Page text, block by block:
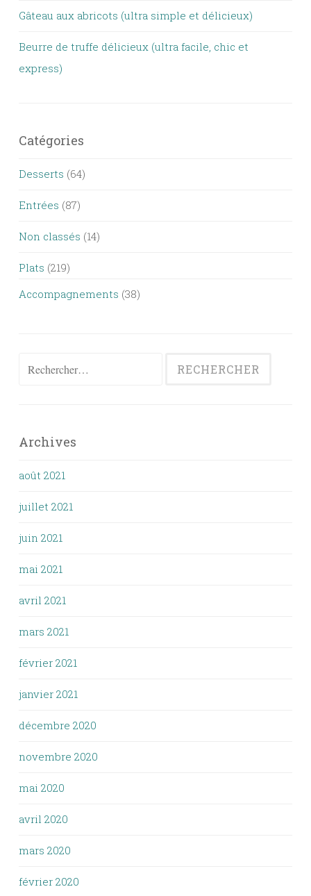
Gâteau aux abricots (ultra simple et délicieux)
Beurre de truffe délicieux (ultra facile, chic et
express)
Catégories
Desserts (64)
Entrées (87)
Non classés (14)
Plats (219)
Accompagnements (38)
Rechercher :
Archives
août 2021
juillet 2021
juin 2021
mai 2021
avril 2021
mars 2021
février 2021
janvier 2021
décembre 2020
novembre 2020
mai 2020
avril 2020
mars 2020
février 2020